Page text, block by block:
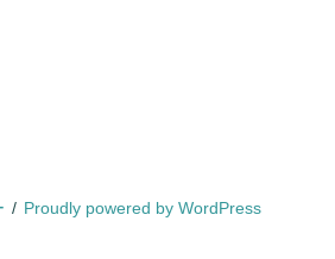
Proudly powered by WordPress